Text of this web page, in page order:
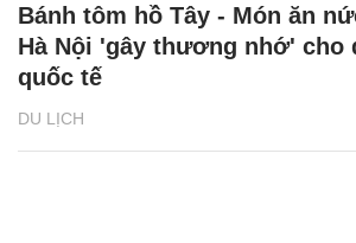
DU LỊCH
Bánh tôm hồ Tây - Món ăn
Hà Nội 'gây thương nhớ' cho
quốc tế